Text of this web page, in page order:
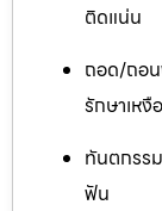
ติดแน่น
ถอด/ถอ
รักษาเหงื
ทันตกรร
ฟัน